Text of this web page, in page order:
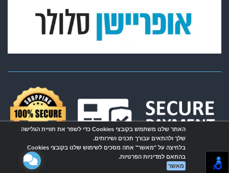
אתר זה מופעל באמצעות
האתר שלנו משתמש בקובצי Cookies כדי לשפר את חוויית הגלישה
שלך ולהתאים עבורך תכנים ושירותים.
בלחיצה על "מאשר" אתה מסכים לשימוש שלנו בקובצי Cookies
בהתאם למדיניות הפרטיות.
מאשר